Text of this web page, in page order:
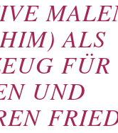
ALS
FÜR
UND